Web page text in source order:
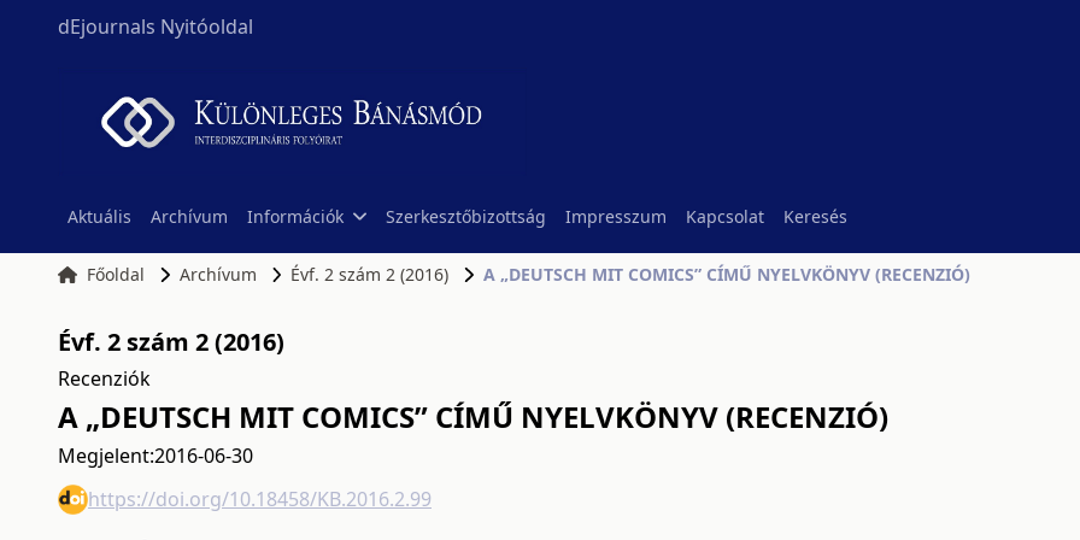
dEjournals Nyitóoldal
Aktuális Archívum Információk Szerkesztőbizottság Impresszum Kapcsolat Keresés
Főoldal Archívum Évf. 2 szám 2 (2016) A „DEUTSCH MIT COMICS” CÍMŰ NYELVKÖNYV (RECENZIÓ)
Évf. 2 szám 2 (2016)
Recenziók
A „DEUTSCH MIT COMICS” CÍMŰ NYELVKÖNYV (RECENZIÓ)
Megjelent:2016-06-30
https://doi.org/10.18458/KB.2016.2.99